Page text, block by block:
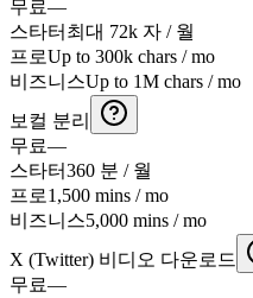
무료—
스타터 최대 72k 자 / 월
프로Up to 300k chars / mo
비즈니스Up to 1M chars / mo
보컬 분리
무료—
스타터360 분 / 월
프로1,500 mins / mo
비즈니스5,000 mins / mo
X (Twitter) 비디오 다운로드
무료—